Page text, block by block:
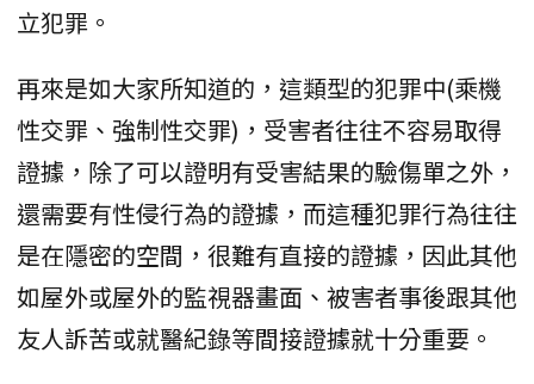
立犯罪。
再來是如大家所知道的，這類型的犯罪中(乘機
性交罪、強制性交罪)，受害者往往不容易取得
證據，除了可以證明有受害結果的驗傷單之外，
還需要有性侵行為的證據，而這種犯罪行為往往
是在隱密的空間，很難有直接的證據，因此其他
如屋外或屋外的監視器畫面、被害者事後跟其他
友人訴苦或就醫紀錄等間接證據就十分重要。